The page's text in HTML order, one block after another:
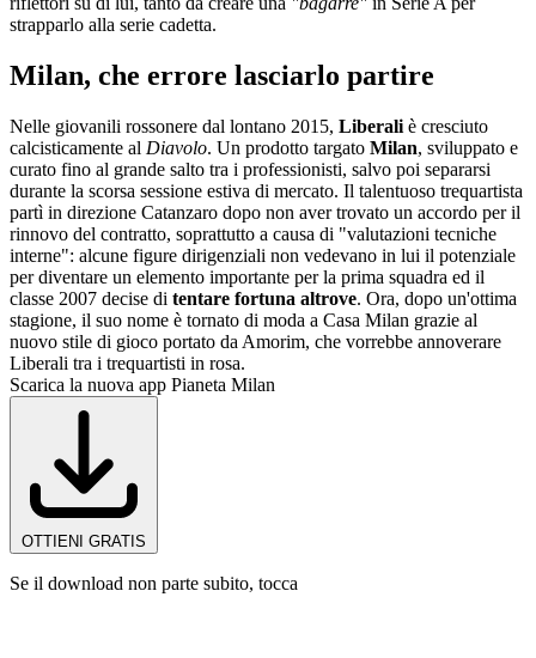
strapparlo alla serie cadetta.
Milan, che errore lasciarlo partire
Nelle giovanili rossonere dal lontano 2015, Liberali è cresciuto
calcisticamente al Diavolo. Un prodotto targato Milan, sviluppato e
curato fino al grande salto tra i professionisti, salvo poi separarsi
durante la scorsa sessione estiva di mercato. Il talentuoso trequartista
partì in direzione Catanzaro dopo non aver trovato un accordo per il
rinnovo del contratto, soprattutto a causa di "valutazioni tecniche
interne": alcune figure dirigenziali non vedevano in lui il potenziale
per diventare un elemento importante per la prima squadra ed il
classe 2007 decise di tentare fortuna altrove. Ora, dopo un'ottima
stagione, il suo nome è tornato di moda a Casa Milan grazie al
nuovo stile di gioco portato da Amorim, che vorrebbe annoverare
Liberali tra i trequartisti in rosa.
Scarica la nuova app Pianeta Milan
OTTIENI GRATIS
Se il download non parte subito, tocca